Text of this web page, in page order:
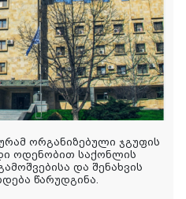
ორგანიზებული ჯგუფის
ოდენობით საქონლის
და შენახვის
წარუდგინა.